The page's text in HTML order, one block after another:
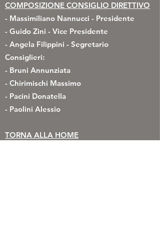
COMPOSIZIONE CONSIGLIO DIRETTIVO
- Massimiliano Nannucci - Presidente
- Guido Zini - Vice Presidente
- Angela Filippini - Segretario
Consiglieri:
- Bruni Annunziata
- Chirimischi Massimo
- Pacini Donatella
- Paolini Alessio
TORNA ALLA HOME